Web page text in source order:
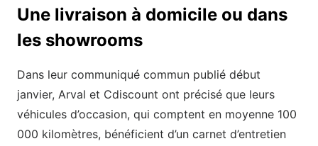
Une livraison à domicile ou dans
les showrooms
Dans leur communiqué commun publié début
janvier, Arval et Cdiscount ont précisé que leurs
véhicules d’occasion, qui comptent en moyenne 100
000 kilomètres, bénéficient d’un carnet d’entretien